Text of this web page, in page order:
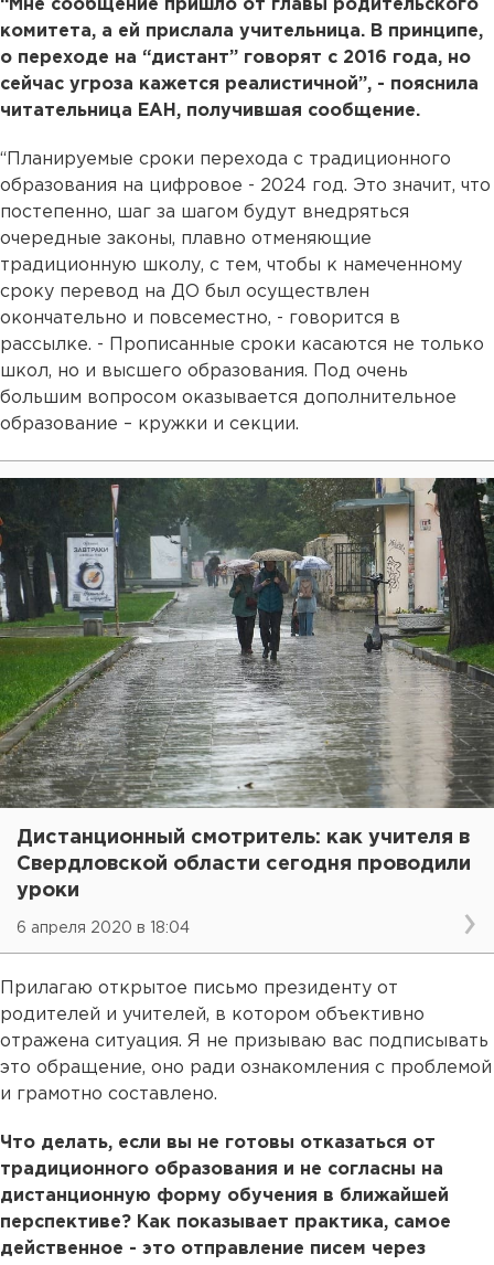
“Мне сообщение пришло от главы родительского
комитета, а ей прислала учительница. В принципе,
о переходе на “дистант” говорят с 2016 года, но
сейчас угроза кажется реалистичной”, - пояснила
читательница ЕАН, получившая сообщение.
“Планируемые сроки перехода с традиционного
образования на цифровое - 2024 год. Это значит, что
постепенно, шаг за шагом будут внедряться
очередные законы, плавно отменяющие
традиционную школу, с тем, чтобы к намеченному
сроку перевод на ДО был осуществлен
окончательно и повсеместно, - говорится в
рассылке. - Прописанные сроки касаются не только
школ, но и высшего образования. Под очень
большим вопросом оказывается дополнительное
образование – кружки и секции.
Дистанционный смотритель: как учителя в
Свердловской области сегодня проводили
уроки
6 апреля 2020 в 18:04
Прилагаю открытое письмо президенту от
родителей и учителей, в котором объективно
отражена ситуация. Я не призываю вас подписывать
это обращение, оно ради ознакомления с проблемой
и грамотно составлено.
Что делать, если вы не готовы отказаться от
традиционного образования и не согласны на
дистанционную форму обучения в ближайшей
перспективе? Как показывает практика, самое
действенное - это отправление писем через